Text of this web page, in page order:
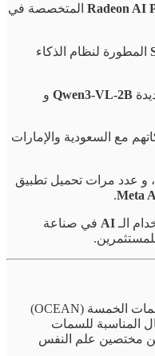
Radeon AI المتخصصة في
المطورة لنظام الذكاء
Qwen3-VL-2B و
مع السعودية والإمارات
و عدد مرات تحميل تطبيق
Meta
.
الـ AI في صناعة
يستخدم هذا الأمر لأخذ اختبار تحديد السمات الخمسة (OCEAN)
المناسبة للسمات
مختصين علم النفس